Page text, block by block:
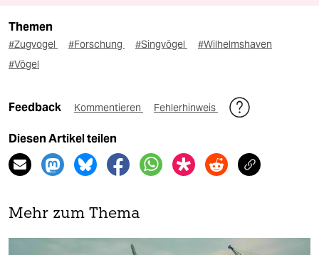
Themen
#Zugvogel #Forschung #Singvögel
#Wilhelmshaven
#Vögel
Feedback Kommentieren Fehlerhinweis
Diesen Artikel teilen
Mehr zum Thema